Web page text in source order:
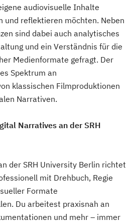
audiovisuelle Inhalte
und reflektieren möchten. Neben
sind dabei auch analytisches
und ein Verständnis für die
Medienformate gefragt. Der
Spektrum an
klassischen Filmproduktionen
Narrativen.
Narratives an der SRH
der SRH University Berlin richtet
mit Drehbuch, Regie
Formate
Du arbeitest praxisnah an
und mehr – immer